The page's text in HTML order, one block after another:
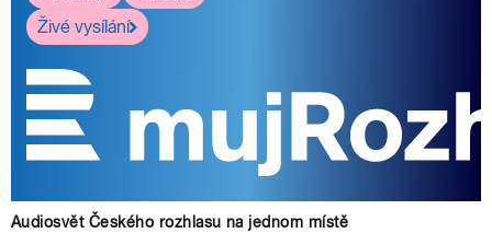
Živé vysílání
Audiosvět Českého rozhlasu na jednom místě